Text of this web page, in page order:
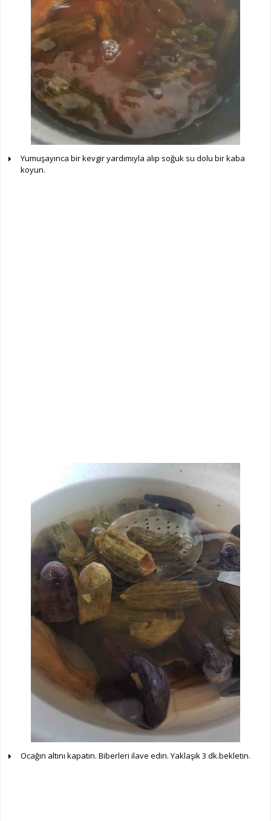
Yumuşayınca bir kevgir yardımıyla alıp soğuk su dolu bir kaba
koyun.
Ocağın altını kapatın. Biberleri ilave edin. Yaklaşık 3 dk.bekletin.